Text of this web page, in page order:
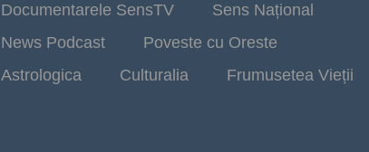
Documentarele SensTV
Sens Național
News Podcast
Poveste cu Oreste
Astrologica
Culturalia Frumusetea Vieții